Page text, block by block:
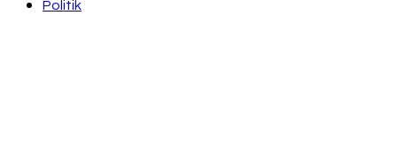
Politik